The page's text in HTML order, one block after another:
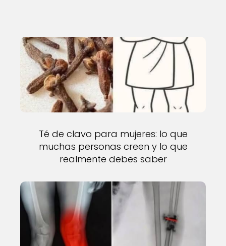
Té de clavo para mujeres: lo que
muchas personas creen y lo que
realmente debes saber